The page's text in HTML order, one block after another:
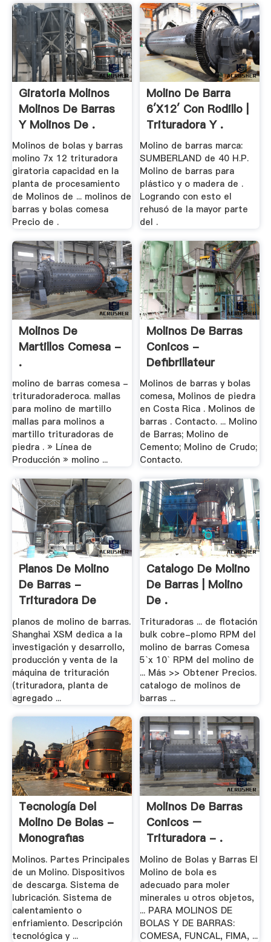
Giratoria Molinos
Molinos De Barras
Y Molinos De .
Molinos de bolas y barras
molino 7x 12 trituradora
giratoria capacidad en la
planta de procesamiento
de Molinos de ... molinos de
barras y bolas comesa
Precio de .
Molino De Barra
6′x12′ Con Rodillo |
Trituradora Y .
Molino de barras marca:
SUMBERLAND de 40 H.P.
Molino de barras para
plástico y o madera de .
Logrando con esto el
rehusó de la mayor parte
del .
Molinos De
Martillos Comesa -
.
molino de barras comesa -
trituradoraderoca. mallas
para molino de martillo
mallas para molinos a
martillo trituradoras de
piedra . » Línea de
Producción » molino ...
Molinos De Barras
Conicos -
Defibrillateur
Molinos de barras y bolas
comesa, Molinos de piedra
en Costa Rica . Molinos de
barras . Contacto. ... Molino
de Barras; Molino de
Cemento; Molino de Crudo;
Contacto.
Planos De Molino
De Barras -
Trituradora De
Cono
planos de molino de barras.
Shanghai XSM dedica a la
investigación y desarrollo,
producción y venta de la
máquina de trituración
(trituradora, planta de
agregado ...
Catalogo De Molino
De Barras | Molino
De .
Trituradoras ... de flotación
bulk cobre-plomo RPM del
molino de barras Comesa
5`x 10` RPM del molino de
... Más >> Obtener Precios.
catalogo de molinos de
barras ...
Tecnología Del
Molino De Bolas -
Monografias
Molinos. Partes Principales
de un Molino. Dispositivos
de descarga. Sistema de
lubricación. Sistema de
calentamiento o
enfriamiento. Descripción
tecnológica y ...
Molinos De Barras
Conicos –
Trituradora - .
Molino de Bolas y Barras El
Molino de bola es
adecuado para moler
minerales u otros objetos,
... PARA MOLINOS DE
BOLAS Y DE BARRAS:
COMESA, FUNCAL, FIMA, ...